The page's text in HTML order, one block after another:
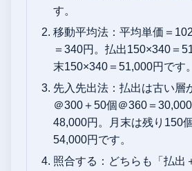
す。
移動平均法：平均単価＝
＝340円。払出150×340＝
末150×340＝51,000円です。
先入先出法：払出は古い層
＠300＋50個＠360＝
48,000円。月末は残り150
54,000円です。
照合する：どちらも「払出